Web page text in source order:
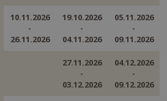
10.11.2026
-
26.11.2026
19.10.2026
-
04.11.2026
05.11.2026
-
09.11.2026
27.11.2026
-
03.12.2026
04.12.2026
-
09.12.2026